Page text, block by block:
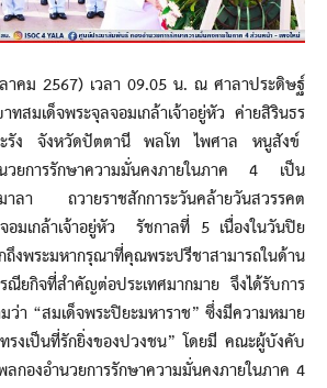
เวลา 09.05 น. ณ ศาลาประดิษฐ์
สมเด็จพระจุลจอมเกล้าเจ้าอยู่หัว ค่ายสิรินธร
ะรัง จังหวัดปัตตานี พลโท ไพศาล หนูสังข์
ยการรักษาความมั่นคงภายในภาค 4 เป็น
าลา ถวายราชสักการะวันคล้ายวันสวรรคต
อมเกล้าเจ้าอยู่หัว รัชกาลที่ 5 เนื่องในวันปิย
งพระมหากรุณาที่คุณพระปรีชาสามารถในด้าน
ยกิจที่สำคัญต่อประเทศมากมาย จึงได้รับการ
ว่า “สมเด็จพระปิยะมหาราช” ซึ่งมีความหมาย
รงเป็นที่รักยิ่งของปวงชน” โดยมี คณะผู้บังคับ
องอำนวยการรักษาความมั่นคงภายในภาค 4